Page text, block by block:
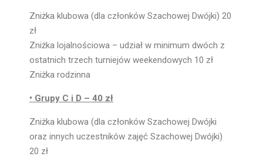
Zniżka klubowa (dla członków Szachowej Dwójki) 20
zł
Zniżka lojalnościowa – udział w minimum dwóch z
ostatnich trzech turniejów weekendowych 10 zł
Zniżka rodzinna
• Grupy C i D – 40 zł
Zniżka klubowa (dla członków Szachowej Dwójki
oraz innych uczestników zajęć Szachowej Dwójki)
20 zł